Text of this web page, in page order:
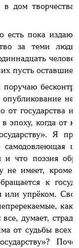
в дом
пока
за теми
пусть
опубликование
от государства и
когда от
Я
и что поэзия
не имеет, кроме
к
упрёком.
как
думает,
от судьбы